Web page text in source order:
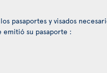
pasaportes y visados
emitió su pasaporte :